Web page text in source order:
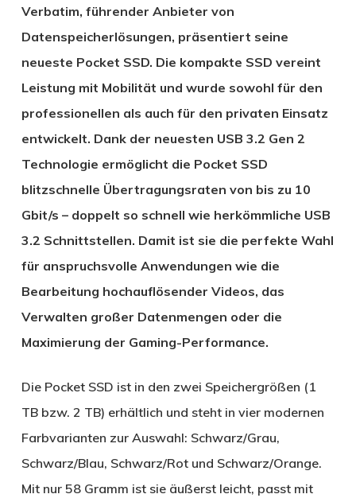
Verbatim, führender Anbieter von
Datenspeicherlösungen, präsentiert seine
neueste Pocket SSD. Die kompakte SSD vereint
Leistung mit Mobilität und wurde sowohl für den
professionellen als auch für den privaten Einsatz
entwickelt. Dank der neuesten USB 3.2 Gen 2
Technologie ermöglicht die Pocket SSD
blitzschnelle Übertragungsraten von bis zu 10
Gbit/s – doppelt so schnell wie herkömmliche USB
3.2 Schnittstellen. Damit ist sie die perfekte Wahl
für anspruchsvolle Anwendungen wie die
Bearbeitung hochauflösender Videos, das
Verwalten großer Datenmengen oder die
Maximierung der Gaming-Performance.
Die Pocket SSD ist in den zwei Speichergrößen (1
TB bzw. 2 TB) erhältlich und steht in vier modernen
Farbvarianten zur Auswahl: Schwarz/Grau,
Schwarz/Blau, Schwarz/Rot und Schwarz/Orange.
Mit nur 58 Gramm ist sie äußerst leicht, passt mit